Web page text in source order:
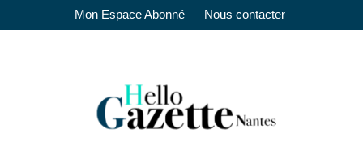
Mon Espace Abonné Nous contacter